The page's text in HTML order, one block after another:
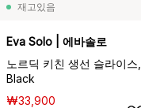
재고있음
Eva Solo | 에바솔로
노르딕 키친 생선 슬라이스,
Black
₩33,900